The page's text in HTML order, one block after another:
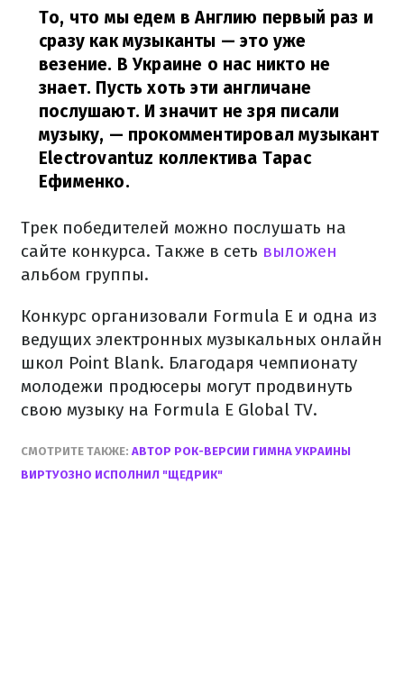
То, что мы едем в Англию первый раз и
сразу как музыканты — это уже
везение. В Украине о нас никто не
знает. Пусть хоть эти англичане
послушают. И значит не зря писали
музыку, — прокомментировал музыкант
Electrovantuz коллектива Тарас
Ефименко.
Трек победителей можно послушать на
сайте конкурса. Также в сеть выложен
альбом группы.
Конкурс организовали Formula Е и одна из
ведущих электронных музыкальных онлайн
школ Point Blank. Благодаря чемпионату
молодежи продюсеры могут продвинуть
свою музыку на Formula E Global TV.
СМОТРИТЕ ТАКЖЕ: АВТОР РОК-ВЕРСИИ ГИМНА УКРАИНЫ
ВИРТУОЗНО ИСПОЛНИЛ "ЩЕДРИК"